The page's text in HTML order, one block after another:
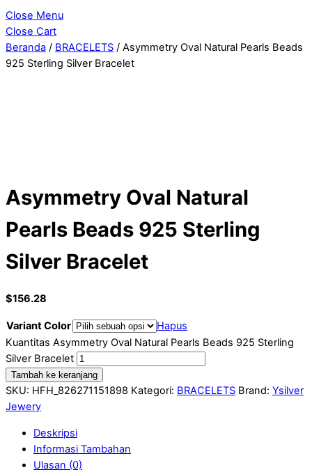
Close Menu
Close Cart
Beranda / BRACELETS / Asymmetry Oval Natural Pearls Beads
925 Sterling Silver Bracelet
Asymmetry Oval Natural
Pearls Beads 925 Sterling
Silver Bracelet
$156.28
Variant Color
Hapus
Kuantitas Asymmetry Oval Natural Pearls Beads 925 Sterling
Silver Bracelet
Tambah ke keranjang
SKU: HFH_826271151898 Kategori: BRACELETS Brand: Ysilver
Jewery
Deskripsi
Informasi Tambahan
Ulasan (0)